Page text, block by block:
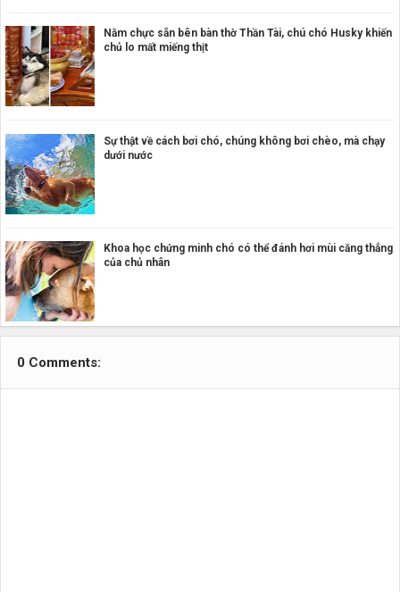
Nằm chực sẵn bên bàn thờ Thần Tài, chú chó Husky khiến
chủ lo mất miếng thịt
Sự thật về cách bơi chó, chúng không bơi chèo, mà chạy
dưới nước
Khoa học chứng minh chó có thể đánh hơi mùi căng thẳng
của chủ nhân
0 Comments: